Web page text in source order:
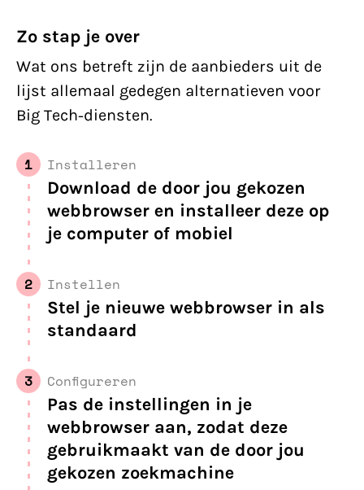
Zo stap je over
Wat ons betreft zijn de aanbieders uit de
lijst allemaal gedegen alternatieven voor
Big Tech-diensten.
1 Installeren
Download de door jou gekozen
webbrowser en installeer deze op
je computer of mobiel
2 Instellen
Stel je nieuwe webbrowser in als
standaard
3 Configureren
Pas de instellingen in je
webbrowser aan, zodat deze
gebruikmaakt van de door jou
gekozen zoekmachine